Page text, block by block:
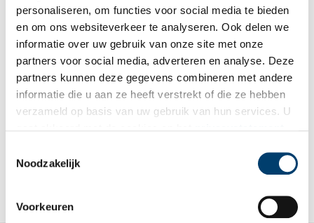
personaliseren, om functies voor social media te bieden
en om ons websiteverkeer te analyseren. Ook delen we
informatie over uw gebruik van onze site met onze
partners voor social media, adverteren en analyse. Deze
partners kunnen deze gegevens combineren met andere
informatie die u aan ze heeft verstrekt of die ze hebben
verzameld op basis van uw gebruik van hun services. U
Noodzakelijk
Voorkeuren
Een vliegende penis en andere topvondsten in binnenstad
Alkmaar
Een middeleeuws insigne met daarop de afbeelding van een
dit voorjaar in de Alkmaarse Boterstaat werden gevonden.
Stadsarcheologen Nancy de Jong-Lambregts en Niels Tuinman